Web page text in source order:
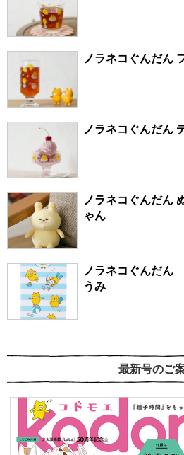
ノラネコぐんだん
ゃん
ノラネコぐんだ
うみ
最新号のご